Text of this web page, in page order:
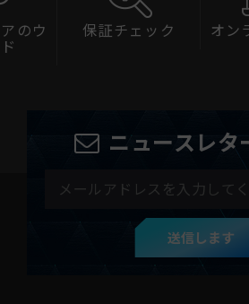
のウ
保証チェック
オン
ニュースレタ
送信します